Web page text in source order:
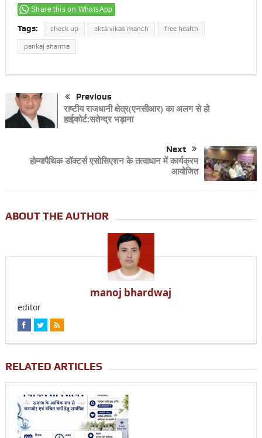
Share this on WhatsApp
Tags: check up ekta vikas manch free health
pankaj sharma
Previous
राष्टीय राजधानी क्षेत्र(एनसीआर) का अलग से हो
हाईकोर्ट:सतेन्द्र भड़ाना
Next
होम्यापैथिक डॉक्टर्स एसोसिएशन के तत्वाधान में कार्यक्रम
आयोजित
ABOUT THE AUTHOR
manoj bhardwaj
editor
RELATED ARTICLES